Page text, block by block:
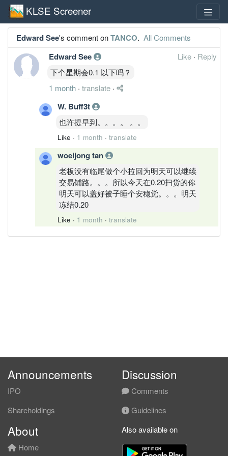
KLSE Screener
Edward See's comment onTANCO. All Comments
Edward See Like · Reply
下个星期会0.1 以下吗？
1 month · translate ·
W. Buff3t
也许提早到。。。。 。。
Like · 1 month · translate
woeijong tan
老板没有临尾做个小拉回为明天可以继续
交易铺路。。。所以今天在0.20扫货的你
明天可以盖好被子睡个安稳觉。。。明天
冻结0.20
Like · 1 month · translate
Announcements
IPO
Shareholdings
Discussion
Comments
Guidelines
About
Home
Also available on